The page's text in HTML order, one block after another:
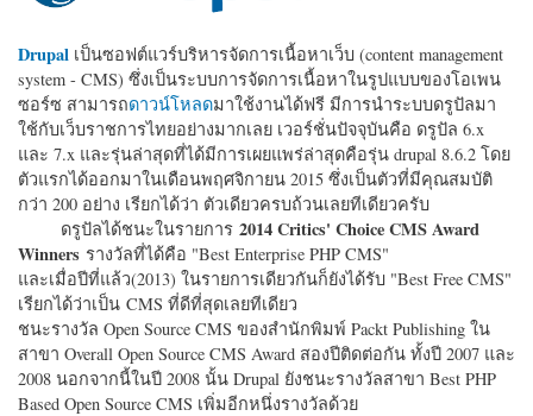
Drupal เป็นซอฟต์แวร์บริหารจัดการเนื้อหาเว็บ (content management
system - CMS) ซึ่งเป็นระบบการจัดการเนื้อหาในรูปแบบของโอเพน
ซอร์ซ สามารถดาวน์โหลดมาใช้งานได้ฟรี มีการนำระบบดรูปัลมา
ใช้กับเว็บราชการไทยอย่างมากเลย เวอร์ชั่นปัจจุบันคือ ดรูปัล 6.x
และ 7.x และรุ่นล่าสุดที่ได้มีการเผยแพร่ล่าสุดคือรุ่น drupal 8.6.2 โดย
ตัวแรกได้ออกมาในเดือนพฤศจิกายน 2015 ซึ่งเป็นตัวที่มีคุณสมบัติ
กว่า 200 อย่าง เรียกได้ว่า ตัวเดียวครบถ้วนเลยทีเดียวครับ
ดรูปัลได้ชนะในรายการ 2014 Critics' Choice CMS Award
Winners รางวัลที่ได้คือ "Best Enterprise PHP CMS"
และเมื่อปีที่แล้ว(2013) ในรายการเดียวกันก็ยังได้รับ "Best Free CMS"
เรียกได้ว่าเป็น CMS ที่ดีที่สุดเลยทีเดียว
ชนะรางวัล Open Source CMS ของสำนักพิมพ์ Packt Publishing ใน
สาขา Overall Open Source CMS Award สองปีติดต่อกัน ทั้งปี 2007 และ
2008 นอกจากนี้ในปี 2008 นั้น Drupal ยังชนะรางวัลสาขา Best PHP
Based Open Source CMS เพิ่มอีกหนึ่งรางวัลด้วย